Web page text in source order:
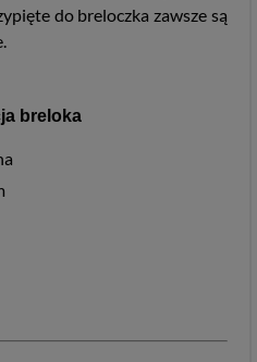
do breloczka zawsze są
breloka